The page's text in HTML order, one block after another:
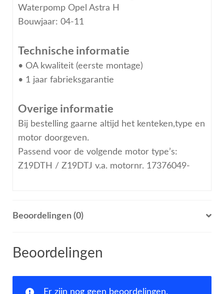
Waterpomp Opel Astra H
Bouwjaar: 04-11
Technische informatie
• OA kwaliteit (eerste montage)
• 1 jaar fabrieksgarantie
Overige informatie
Bij bestelling gaarne altijd het kenteken,type en
motor doorgeven.
Passend voor de volgende motor type’s:
Z19DTH / Z19DTJ v.a. motornr. 17376049-
Beoordelingen (0)
Beoordelingen
Er zijn nog geen beoordelingen.